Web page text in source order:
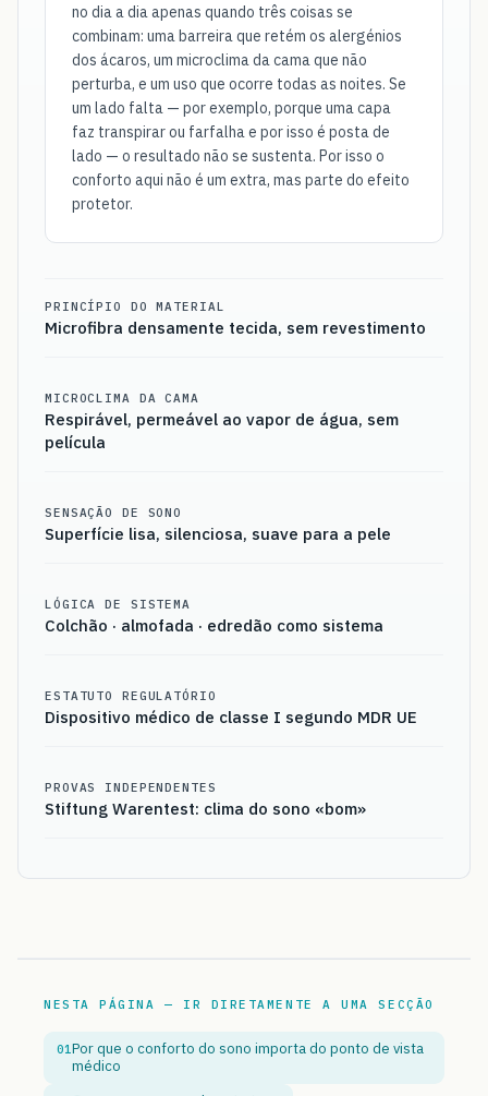
no dia a dia apenas quando três coisas se
combinam: uma barreira que retém os alergénios
dos ácaros, um microclima da cama que não
perturba, e um uso que ocorre todas as noites. Se
um lado falta — por exemplo, porque uma capa
faz transpirar ou farfalha e por isso é posta de
lado — o resultado não se sustenta. Por isso o
conforto aqui não é um extra, mas parte do efeito
protetor.
PRINCÍPIO DO MATERIAL
Microfibra densamente tecida, sem revestimento
MICROCLIMA DA CAMA
Respirável, permeável ao vapor de água, sem
película
SENSAÇÃO DE SONO
Superfície lisa, silenciosa, suave para a pele
LÓGICA DE SISTEMA
Colchão · almofada · edredão como sistema
ESTATUTO REGULATÓRIO
Dispositivo médico de classe I segundo MDR UE
PROVAS INDEPENDENTES
Stiftung Warentest: clima do sono «bom»
NESTA PÁGINA — IR DIRETAMENTE A UMA SECÇÃO
01Por que o conforto do sono importa do ponto de vista
médico